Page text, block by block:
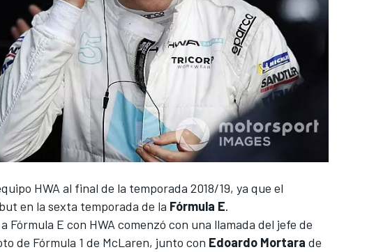
HWA al final de la temporada 2018/19, ya que el
en la sexta temporada de la Fórmula E.
a Fórmula E con HWA comenzó con una llamada del jefe de
de Fórmula 1 de McLaren, junto con Edoardo Mortara de